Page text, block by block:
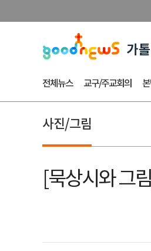
전체뉴스 교구/주교회의
사진/그림
[묵상시와 그